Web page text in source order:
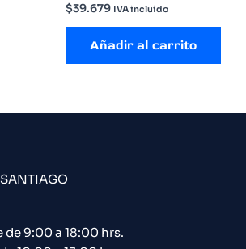
$39.679 IVA incluido
Añadir al carrito
de 9:00 a 18:00 hrs.